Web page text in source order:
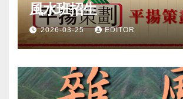
風水班招生
2026-03-25 EDITOR